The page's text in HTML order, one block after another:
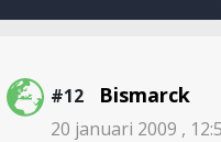
#12 Bismarck
20 januari 2009 ,